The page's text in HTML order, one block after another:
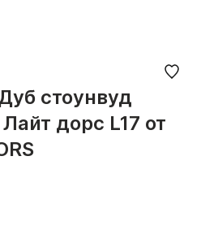
стоунвуд
дорс L17 от